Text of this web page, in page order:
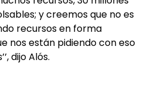
y creemos que no es
recursos en forma
nos están pidiendo con eso
dijo Alós.